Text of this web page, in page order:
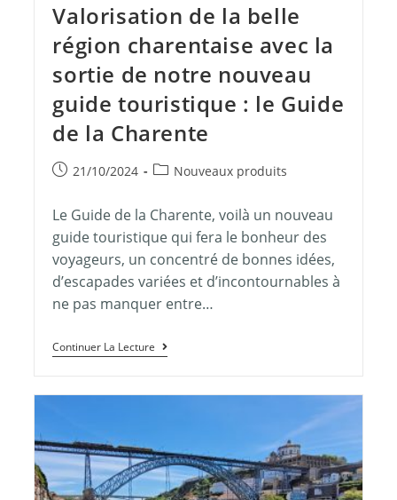
Valorisation de la belle
région charentaise avec la
sortie de notre nouveau
guide touristique : le Guide
de la Charente
21/10/2024 Nouveaux produits
Le Guide de la Charente, voilà un nouveau
guide touristique qui fera le bonheur des
voyageurs, un concentré de bonnes idées,
d’escapades variées et d’incontournables à
ne pas manquer entre…
Continuer La Lecture